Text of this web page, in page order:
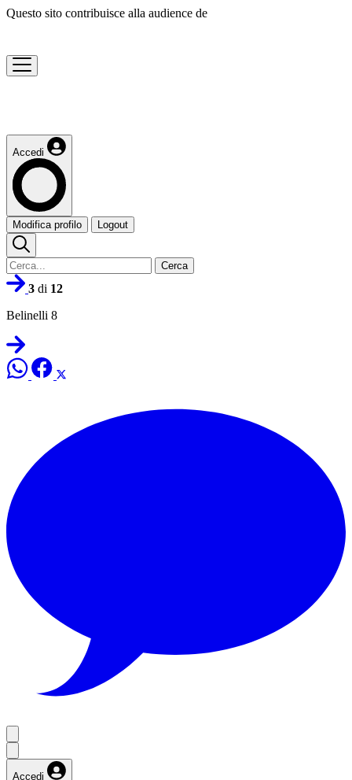
Questo sito contribuisce alla audience de
Accedi
Modifica profilo Logout
Cerca
3 di 12
Belinelli 8
Accedi